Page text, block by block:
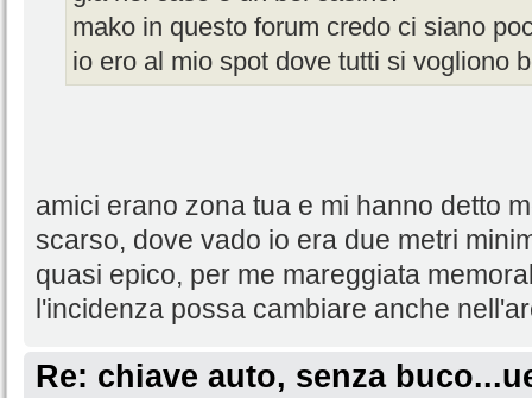
mako in questo forum credo ci siano
io ero al mio spot dove tutti si vogliono
amici erano zona tua e mi hanno detto
scarso, dove vado io era due metri
quasi epico, per me mareggiata
l'incidenza possa cambiare anche
Re: chiave auto, senza